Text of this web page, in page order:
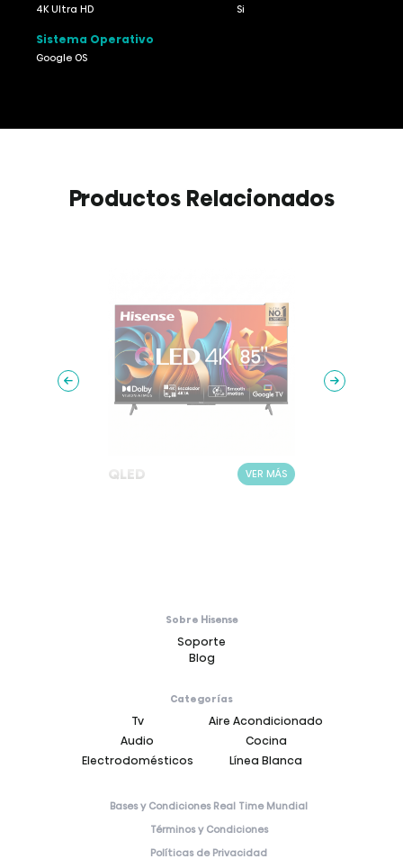
4K Ultra HD Si
Sistema Operativo
Google OS
Productos Relacionados
QLED VER MÁS
Sobre Hisense
Soporte
Blog
Categorías
Tv
Aire Acondicionado
Audio
Cocina
Electrodomésticos
Línea Blanca
Bases y Condiciones Real Time Mundial
Términos y Condiciones
Políticas de Privacidad